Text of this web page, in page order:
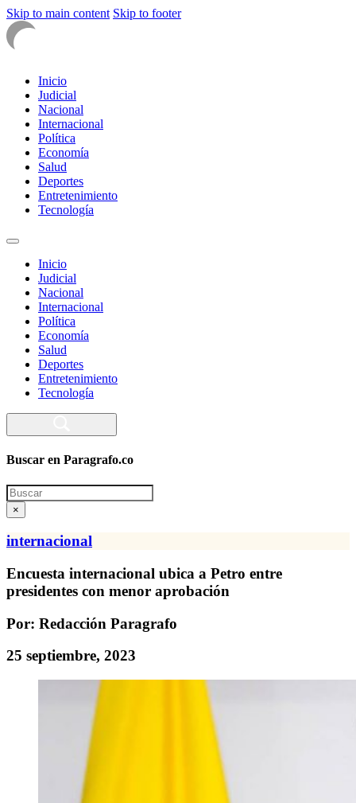
Skip to main content Skip to footer
Inicio
Judicial
Nacional
Internacional
Política
Economía
Salud
Deportes
Entretenimiento
Tecnología
Inicio
Judicial
Nacional
Internacional
Política
Economía
Salud
Deportes
Entretenimiento
Tecnología
Buscar en Paragrafo.co
Search
×
internacional
Encuesta internacional ubica a Petro entre
presidentes con menor aprobación
Por: Redacción Paragrafo
25 septiembre, 2023